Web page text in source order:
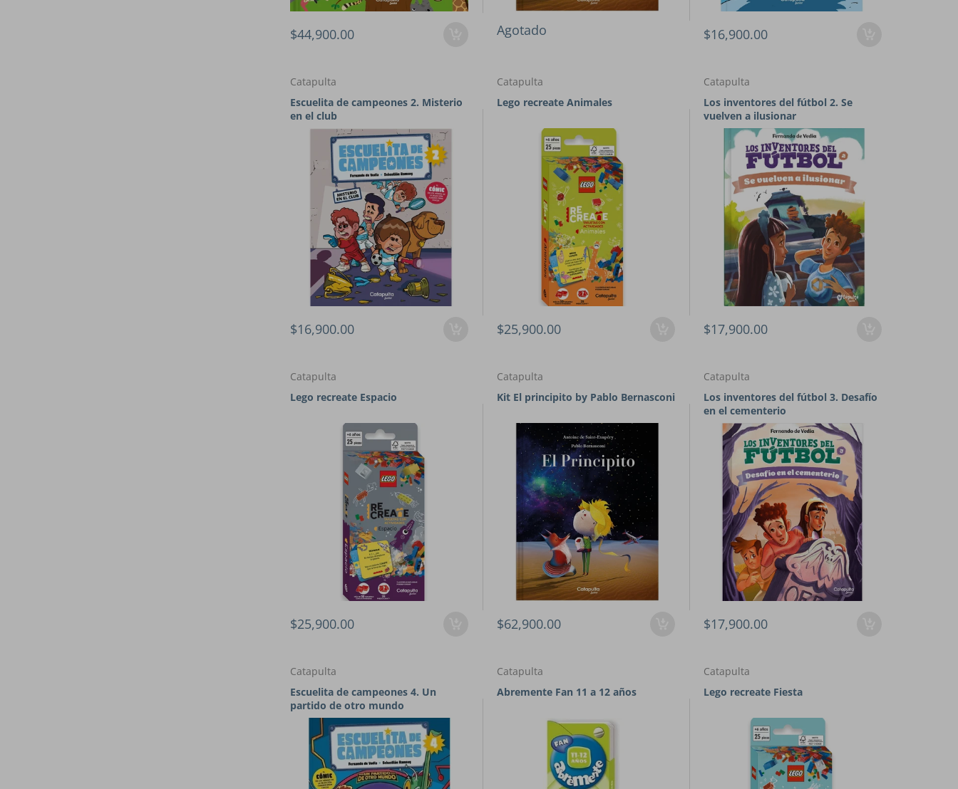
$44,900.00 Agotado $16,900.00
Catapulta
Escuelita de campeones 2. Misterio
en el club
$16,900.00
Catapulta
Lego recreate Animales
$25,900.00
Catapulta
Los inventores del fútbol 2. Se
vuelven a ilusionar
$17,900.00
Catapulta
Lego recreate Espacio
$25,900.00
Catapulta
Kit El principito by Pablo Bernasconi
$62,900.00
Catapulta
Los inventores del fútbol 3. Desafío
en el cementerio
$17,900.00
Catapulta
Escuelita de campeones 4. Un
partido de otro mundo
Catapulta
Abremente Fan 11 a 12 años
Catapulta
Lego recreate Fiesta